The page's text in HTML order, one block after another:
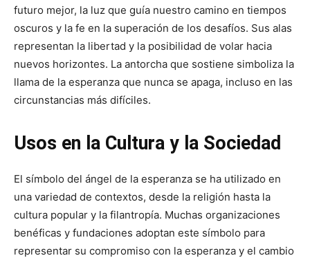
futuro mejor, la luz que guía nuestro camino en tiempos
oscuros y la fe en la superación de los desafíos. Sus alas
representan la libertad y la posibilidad de volar hacia
nuevos horizontes. La antorcha que sostiene simboliza la
llama de la esperanza que nunca se apaga, incluso en las
circunstancias más difíciles.
Usos en la Cultura y la Sociedad
El símbolo del ángel de la esperanza se ha utilizado en
una variedad de contextos, desde la religión hasta la
cultura popular y la filantropía. Muchas organizaciones
benéficas y fundaciones adoptan este símbolo para
representar su compromiso con la esperanza y el cambio